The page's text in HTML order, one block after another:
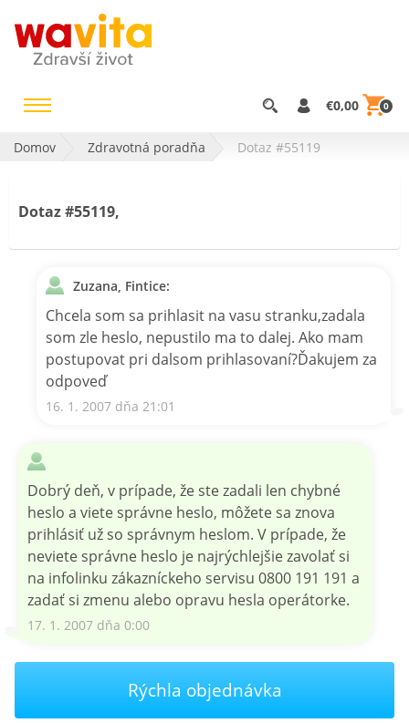
€0,00 0
Domov Zdravotná poradňa Dotaz #55119
Dotaz #55119,
Zuzana, Fintice:
Chcela som sa prihlasit na vasu stranku,zadala
som zle heslo, nepustilo ma to dalej. Ako mam
postupovat pri dalsom prihlasovaní?Ďakujem za
odpoveď
16. 1. 2007 dňa 21:01
Dobrý deň, v prípade, že ste zadali len chybné
heslo a viete správne heslo, môžete sa znova
prihlásiť už so správnym heslom. V prípade, že
neviete správne heslo je najrýchlejšie zavolať si
na infolinku zákazníckeho servisu 0800 191 191 a
zadať si zmenu alebo opravu hesla operátorke.
17. 1. 2007 dňa 0:00
Rýchla objednávka